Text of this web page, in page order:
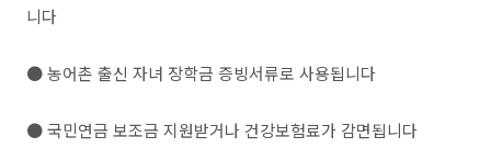
니다
● 농어촌 출신 자녀 장학금 증빙서류로 사용됩니다
● 국민연금 보조금 지원받거나 건강보험료가 감면됩니다